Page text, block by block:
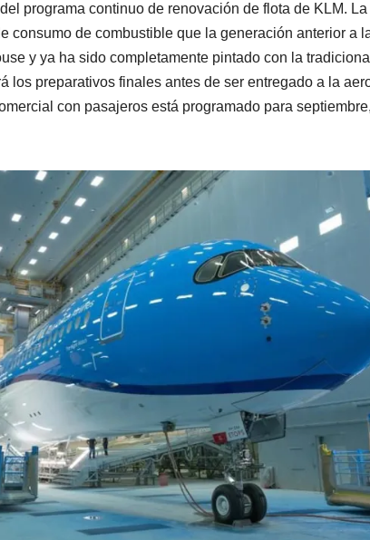
programa continuo de renovación de flota de KLM.
consumo de combustible que la generación anterior a
y ya ha sido completamente pintado con la
los preparativos finales antes de ser entregado a la
con pasajeros está programado para